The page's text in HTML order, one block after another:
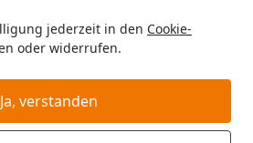
jederzeit in den Cookie-
oder widerrufen.
Ja, verstanden